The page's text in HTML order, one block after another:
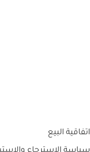
اتفاقية البيع